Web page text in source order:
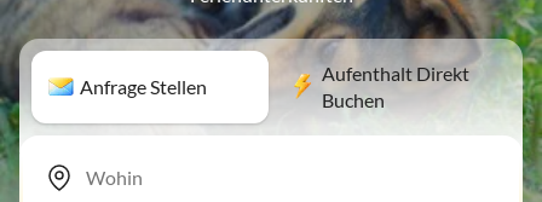
Anfrage Stellen
Aufenthalt Direkt
Buchen